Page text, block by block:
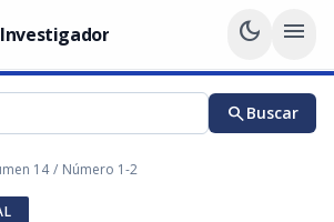
dark_mode menu
searchBuscar
14 / Número 1-2